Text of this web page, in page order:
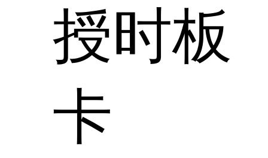
授时板
卡